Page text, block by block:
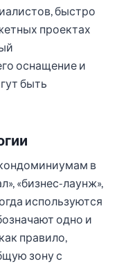
быстро
проектах
оснащение и
быть
в
«бизнес-лаунж»,
используются
одно и
правило,
зону с